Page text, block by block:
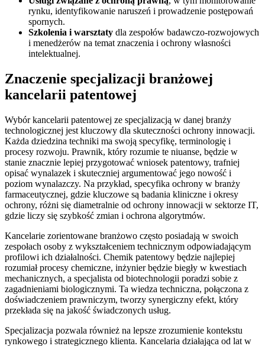
rynku, identyfikowanie naruszeń i prowadzenie postępowań
spornych.
Szkolenia i warsztaty dla zespołów badawczo-rozwojowych
i menedżerów na temat znaczenia i ochrony własności
intelektualnej.
Znaczenie specjalizacji branżowej
kancelarii patentowej
Wybór kancelarii patentowej ze specjalizacją w danej branży
technologicznej jest kluczowy dla skuteczności ochrony innowacji.
Każda dziedzina techniki ma swoją specyfikę, terminologię i
procesy rozwoju. Prawnik, który rozumie te niuanse, będzie w
stanie znacznie lepiej przygotować wniosek patentowy, trafniej
opisać wynalazek i skuteczniej argumentować jego nowość i
poziom wynalazczy. Na przykład, specyfika ochrony w branży
farmaceutycznej, gdzie kluczowe są badania kliniczne i okresy
ochrony, różni się diametralnie od ochrony innowacji w sektorze IT,
gdzie liczy się szybkość zmian i ochrona algorytmów.
Kancelarie zorientowane branżowo często posiadają w swoich
zespołach osoby z wykształceniem technicznym odpowiadającym
profilowi ich działalności. Chemik patentowy będzie najlepiej
rozumiał procesy chemiczne, inżynier będzie biegły w kwestiach
mechanicznych, a specjalista od biotechnologii poradzi sobie z
zagadnieniami biologicznymi. Ta wiedza techniczna, połączona z
doświadczeniem prawniczym, tworzy synergiczny efekt, który
przekłada się na jakość świadczonych usług.
Specjalizacja pozwala również na lepsze zrozumienie kontekstu
rynkowego i strategicznego klienta. Kancelaria działająca od lat w